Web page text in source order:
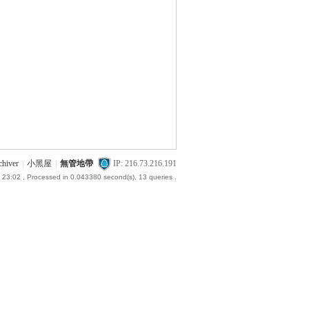
小黑屋 無管地帶 IP: 216.73.216.191
23:02 , Processed in 0.043380 second(s), 13 queries .